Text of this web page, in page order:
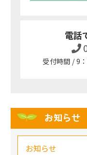
電話
受付時間 / 9
お知らせ
お知らせ